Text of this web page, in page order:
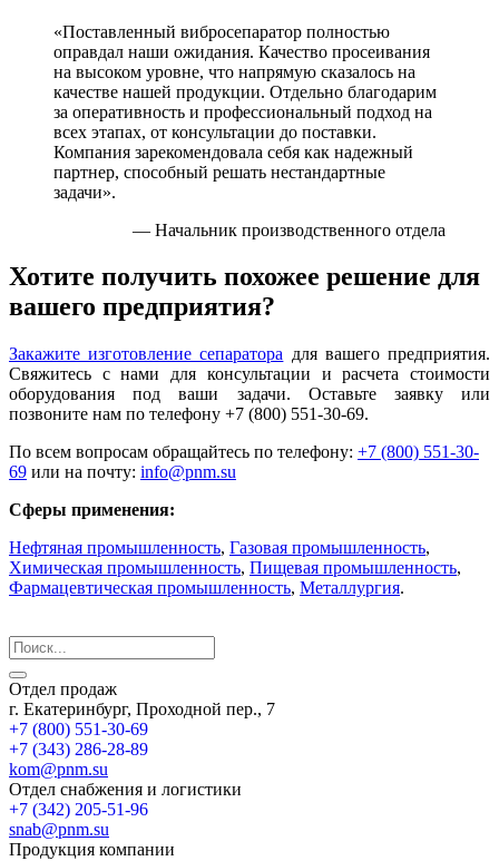
«Поставленный вибросепаратор полностью
оправдал наши ожидания. Качество просеивания
на высоком уровне, что напрямую сказалось на
качестве нашей продукции. Отдельно благодарим
за оперативность и профессиональный подход на
всех этапах, от консультации до поставки.
Компания зарекомендовала себя как надежный
партнер, способный решать нестандартные
задачи».
— Начальник производственного отдела
Хотите получить похожее решение для
вашего предприятия?
Закажите изготовление сепаратора для вашего предприятия.
Свяжитесь с нами для консультации и расчета стоимости
оборудования под ваши задачи. Оставьте заявку или
позвоните нам по телефону +7 (800) 551-30-69.
По всем вопросам обращайтесь по телефону: +7 (800) 551-30-
69 или на почту: info@pnm.su
Сферы применения:
Нефтяная промышленность, Газовая промышленность,
Химическая промышленность, Пищевая промышленность,
Фармацевтическая промышленность, Металлургия.
Отдел продаж
г. Екатеринбург, Проходной пер., 7
+7 (800) 551-30-69
+7 (343) 286-28-89
kom@pnm.su
Отдел снабжения и логистики
+7 (342) 205-51-96
snab@pnm.su
Продукция компании